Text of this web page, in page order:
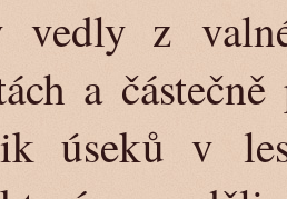
vedly z
a
úseků v